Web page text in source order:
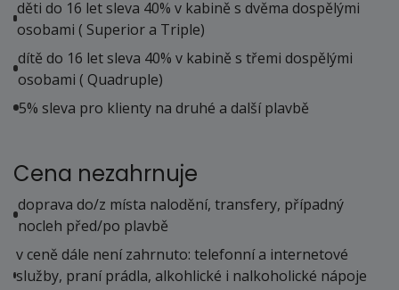
děti do 16 let sleva 40% v kabině s dvěma dospělými
osobami ( Superior a Triple)
dítě do 16 let sleva 40% v kabině s třemi dospělými
osobami ( Quadruple)
5% sleva pro klienty na druhé a další plavbě
Cena nezahrnuje
doprava do/z místa nalodění, transfery, případný
nocleh před/po plavbě
v ceně dále není zahrnuto: telefonní a internetové
služby, praní prádla, alkohlické i nalkoholické nápoje